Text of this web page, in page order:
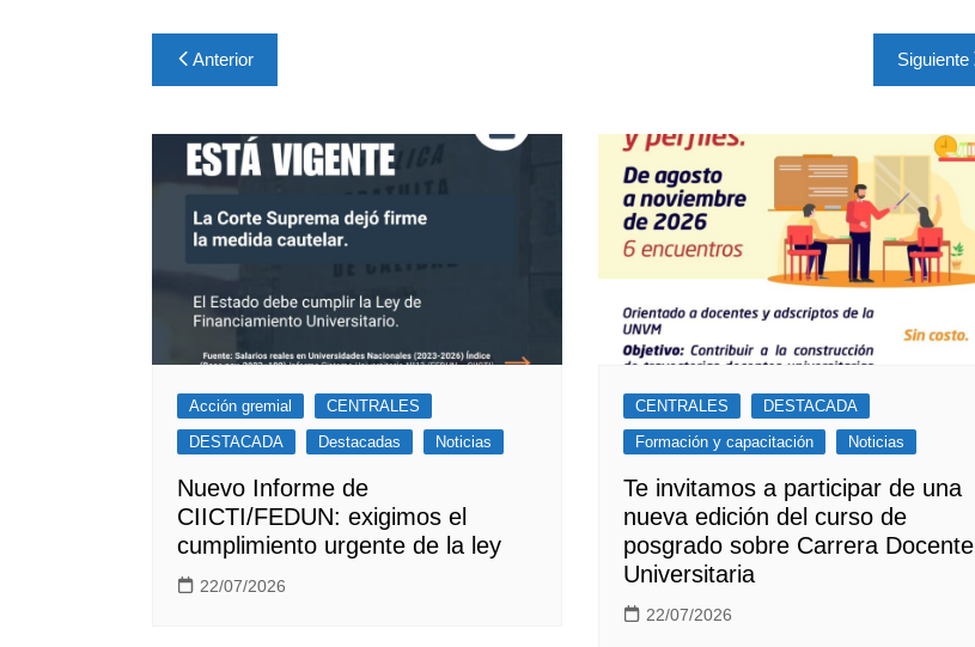
Navegación
de
entradas
Anterior Siguiente
Acción gremial
CENTRALES
DESTACADA
Destacadas Noticias
Nuevo Informe de
CIICTI/FEDUN: exigimos el
cumplimiento urgente de la ley
22/07/2026
CENTRALES
DESTACADA
Formación y capacitación
Noticias
Te invitamos a participar de una
nueva edición del curso de
posgrado sobre Carrera Docente
Universitaria
22/07/2026